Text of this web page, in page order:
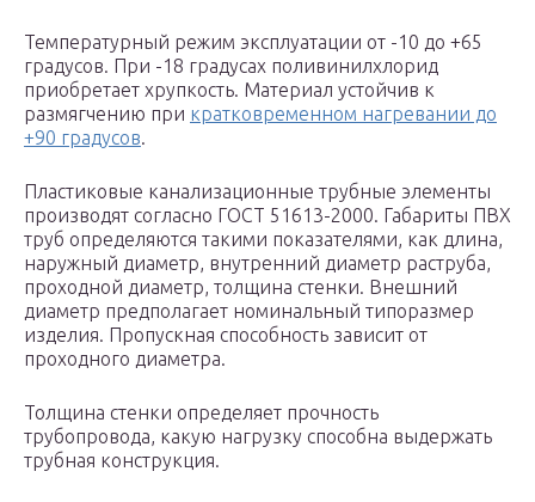
Температурный режим эксплуатации от -10 до +65
градусов. При -18 градусах поливинилхлорид
приобретает хрупкость. Материал устойчив к
размягчению при кратковременном нагревании до
+90 градусов.
Пластиковые канализационные трубные элементы
производят согласно ГОСТ 51613-2000. Габариты ПВХ
труб определяются такими показателями, как длина,
наружный диаметр, внутренний диаметр раструба,
проходной диаметр, толщина стенки. Внешний
диаметр предполагает номинальный типоразмер
изделия. Пропускная способность зависит от
проходного диаметра.
Толщина стенки определяет прочность
трубопровода, какую нагрузку способна выдержать
трубная конструкция.